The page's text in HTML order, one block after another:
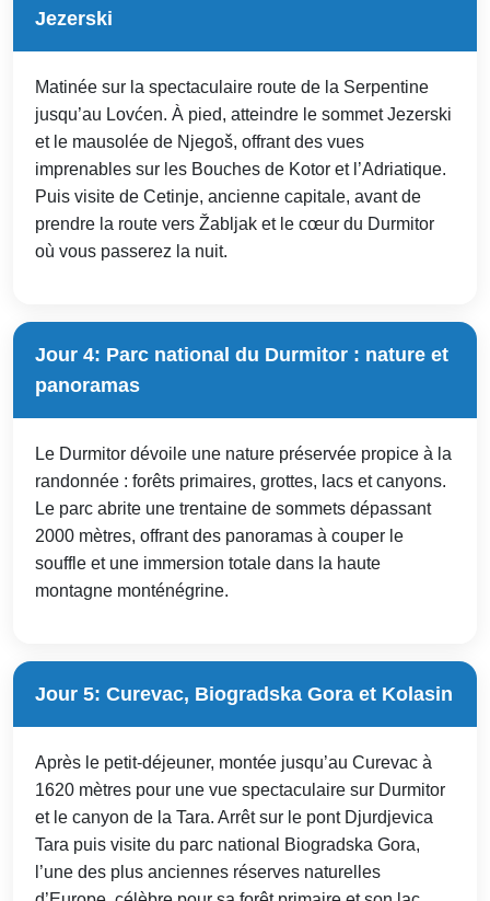
Jezerski
Matinée sur la spectaculaire route de la Serpentine
jusqu’au Lovćen. À pied, atteindre le sommet Jezerski
et le mausolée de Njegoš, offrant des vues
imprenables sur les Bouches de Kotor et l’Adriatique.
Puis visite de Cetinje, ancienne capitale, avant de
prendre la route vers Žabljak et le cœur du Durmitor
où vous passerez la nuit.
Jour 4: Parc national du Durmitor : nature et
panoramas
Le Durmitor dévoile une nature préservée propice à la
randonnée : forêts primaires, grottes, lacs et canyons.
Le parc abrite une trentaine de sommets dépassant
2000 mètres, offrant des panoramas à couper le
souffle et une immersion totale dans la haute
montagne monténégrine.
Jour 5: Curevac, Biogradska Gora et Kolasin
Après le petit-déjeuner, montée jusqu’au Curevac à
1620 mètres pour une vue spectaculaire sur Durmitor
et le canyon de la Tara. Arrêt sur le pont Djurdjevica
Tara puis visite du parc national Biogradska Gora,
l’une des plus anciennes réserves naturelles